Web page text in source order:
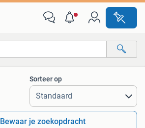
Alle afstanden…
Sorteer op
Bewaar je zoekopdracht